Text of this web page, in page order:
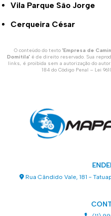
Vila Parque São Jorge
Cerqueira César
O conteúdo do texto "Empresa de
Domitila" é de direito reservado. Sua
links, é proibida sem a autorização do
184 do Código Penal – Lei
Rua Cândido Vale, 181 -